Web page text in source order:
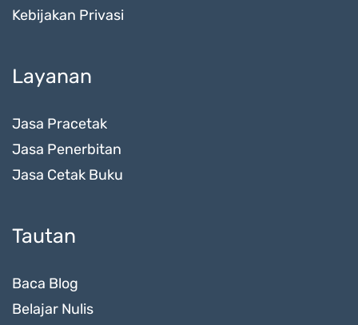
Kebijakan Privasi
Layanan
Jasa Pracetak
Jasa Penerbitan
Jasa Cetak Buku
Tautan
Baca Blog
Belajar Nulis